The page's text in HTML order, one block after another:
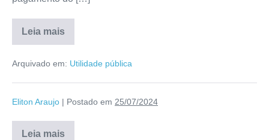
Leia mais
Arquivado em: Utilidade pública
Eliton Araujo | Postado em 25/07/2024
Leia mais